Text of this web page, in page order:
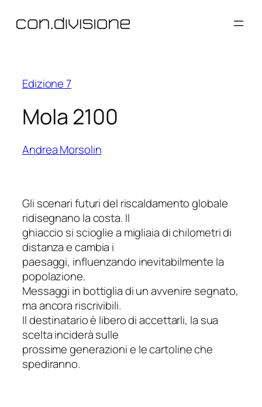
Edizione 7
Mola 2100
Andrea Morsolin
Gli scenari futuri del riscaldamento globale
ridisegnano la costa. Il
ghiaccio si scioglie a migliaia di chilometri di
distanza e cambia i
paesaggi, influenzando inevitabilmente la
popolazione.
Messaggi in bottiglia di un avvenire segnato,
ma ancora riscrivibili.
Il destinatario è libero di accettarli, la sua
scelta inciderà sulle
prossime generazioni e le cartoline che
spediranno.